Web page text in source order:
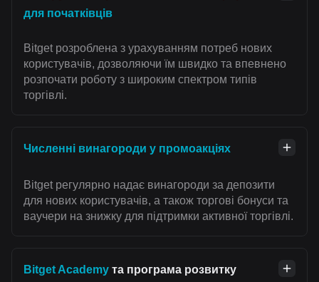
для початківців
Bitget розроблена з урахуванням потреб нових
користувачів, дозволяючи їм швидко та впевнено
розпочати роботу з широким спектром типів
торгівлі.
Численні винагороди у промоакціях
Bitget регулярно надає винагороди за депозити
для нових користувачів, а також торгові бонуси та
ваучери на знижку для підтримки активної торгівлі.
Bitget Academy та програма розвитку